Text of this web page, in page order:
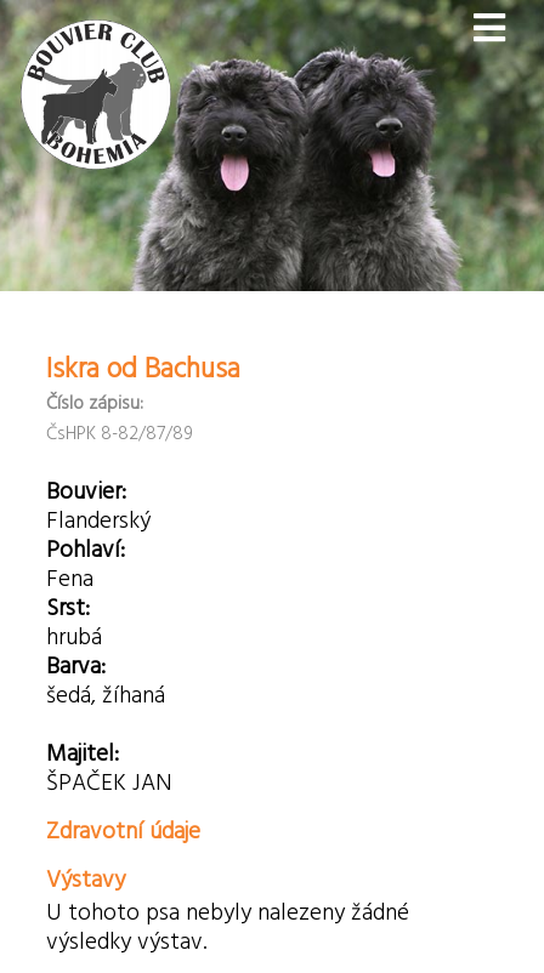
Iskra od Bachusa
Číslo zápisu:
ČsHPK 8-82/87/89
Bouvier:
Flanderský
Pohlaví:
Fena
Srst:
hrubá
Barva:
šedá, žíhaná
Majitel:
ŠPAČEK JAN
Zdravotní údaje
Výstavy
U tohoto psa nebyly nalezeny žádné
výsledky výstav.